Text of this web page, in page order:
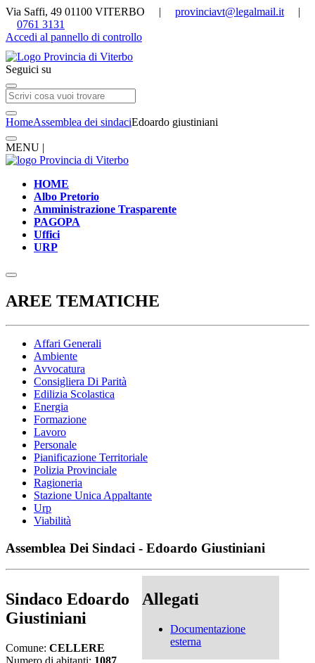
Via Saffi, 49 01100 VITERBO | provinciavt@legalmail.it |
0761 3131
Accedi al pannello di controllo
Seguici su
HomeAssemblea dei sindaciEdoardo giustiniani
MENU |
HOME
Albo Pretorio
Amministrazione Trasparente
PAGOPA
Uffici
URP
AREE TEMATICHE
Affari Generali
Ambiente
Avvocatura
Consigliera Di Parità
Edilizia Scolastica
Energia
Formazione
Lavoro
Personale
Pianificazione Territoriale
Polizia Provinciale
Ragioneria
Stazione Unica Appaltante
Urp
Viabilità
Assemblea Dei Sindaci - Edoardo Giustiniani
Sindaco Edoardo
Giustiniani
Comune: CELLERE
Numero di abitanti: 1087
Allegati
Documentazione
esterna